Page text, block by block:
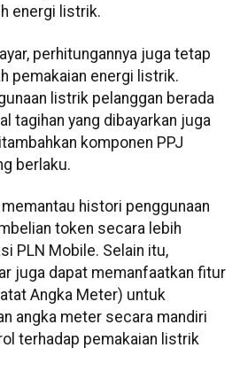
energi listrik.
perhitungannya juga tetap
pemakaian energi listrik.
listrik pelanggan berada
tagihan yang dibayarkan juga
komponen PPJ
berlaku.
histori penggunaan
token secara lebih
PLN Mobile. Selain itu,
juga dapat memanfaatkan fitur
Angka Meter) untuk
angka meter secara mandiri
terhadap pemakaian listrik